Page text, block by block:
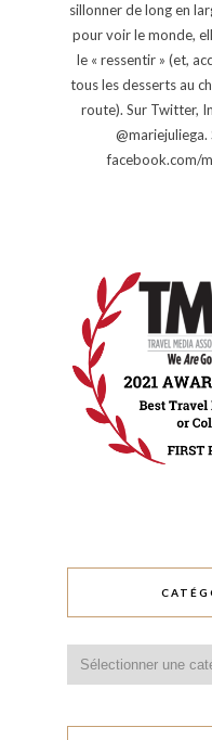
sillonner de long en
pour voir le monde,
le « ressentir » (et,
tous les desserts au
route). Sur Twitter,
@mariejuliega.
facebook.com/